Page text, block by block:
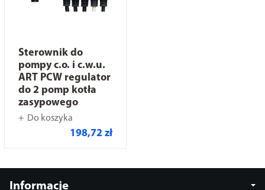
Sterownik do
pompy c.o. i c.w.u.
ART PCW regulator
do 2 pomp kotła
zasypowego
Do koszyka
198,72 zł
Informacje